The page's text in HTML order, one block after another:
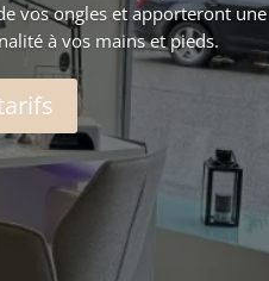
vos ongles et apporteront une
à vos mains et pieds.